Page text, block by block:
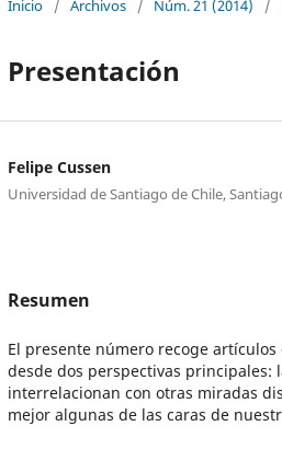
Inicio / Archivos / Núm. 21 (2014) /
Presentación
Felipe Cussen
Universidad de Santiago de Chile,
Resumen
El presente número recoge
desde dos perspectivas
interrelacionan con otras miradas
mejor algunas de las caras de